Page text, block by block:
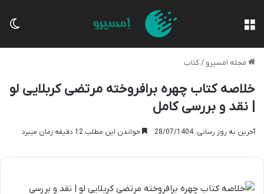
مجله امسیرو /کتاب
خلاصه کتاب چهره برافروخته مرتضی کربلایی لو
| نقد و بررسی کامل
آخرین به روز رسانی: 28/07/1404 خواندن این مطلب 12 دقیقه زمان میبرد